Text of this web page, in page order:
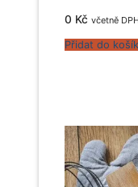
0 Kč včetně
Přidat do